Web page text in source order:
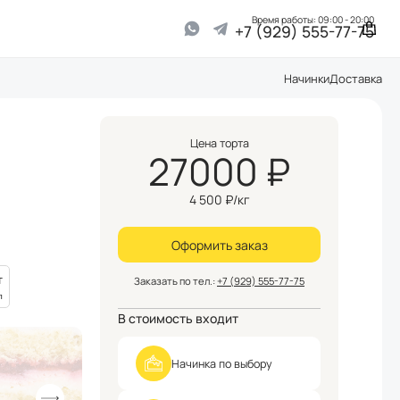
Время работы: 09:00 - 20:00
+7 (929) 555-77-75
НачинкиДоставка
Цена торта
27000 ₽
4 500 ₽/кг
Оформить заказ
Заказать по тел.:+7 (929) 555-77-75
В стоимость входит
Начинкапо выбору